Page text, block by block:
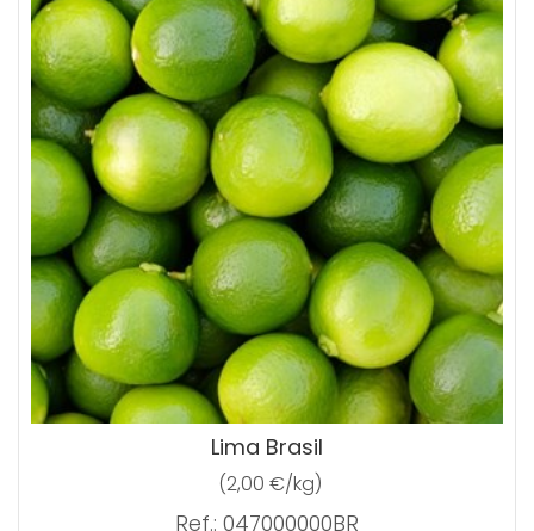
Lima Brasil
(2,00 €/kg)
Ref.: 047000000BR